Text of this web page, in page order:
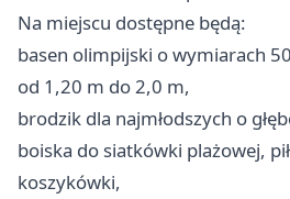
Na miejscu dostępne będą:
basen olimpijski o wymiarach
od 1,20 m do 2,0 m,
brodzik dla najmłodszych o
boiska do siatkówki plażowej,
koszykówki,